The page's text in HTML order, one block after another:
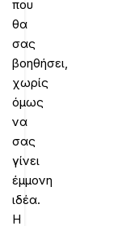
που
θα
σας
βοηθήσει,
χωρίς
όμως
να
σας
γίνει
έμμονη
ιδέα.
Η